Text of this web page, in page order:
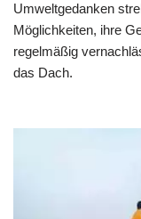
Umweltgedanken
Möglichkeiten, ihre
regelmäßig
das Dach.